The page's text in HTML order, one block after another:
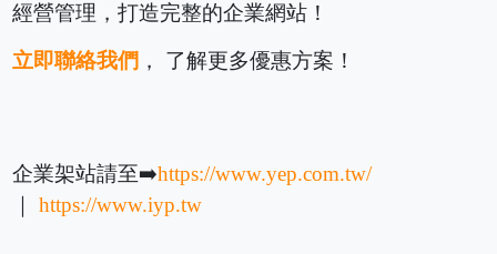
經營管理，打造完整的企業網站！
立即聯絡我們 ， 了解更多優惠方案！
企業架站請至➡️https://www.yep.com.tw/
｜https://www.iyp.tw